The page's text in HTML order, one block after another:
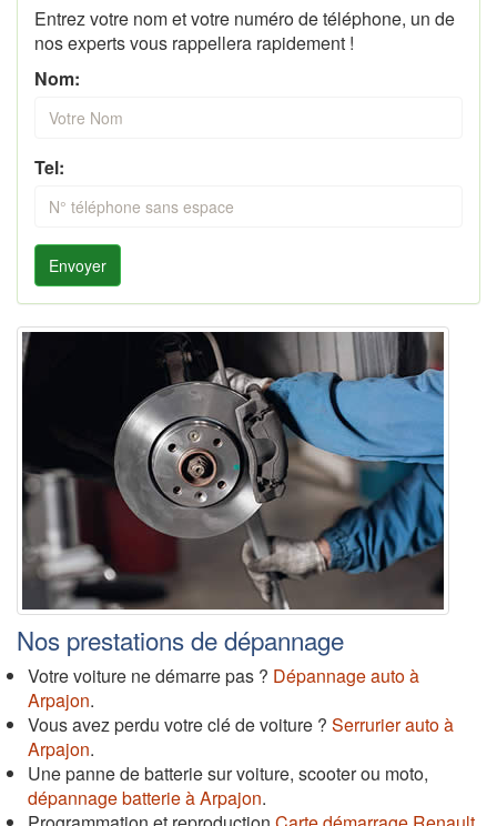
Entrez votre nom et votre numéro de téléphone, un de
nos experts vous rappellera rapidement !
Nom:
Tel:
Envoyer
Nos prestations de dépannage
Votre voiture ne démarre pas ? Dépannage auto à
Arpajon.
Vous avez perdu votre clé de voiture ? Serrurier auto à
Arpajon.
Une panne de batterie sur voiture, scooter ou moto,
dépannage batterie à Arpajon.